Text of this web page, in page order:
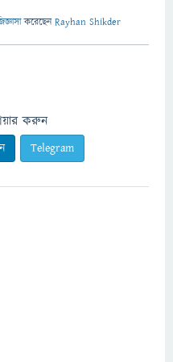
করেছেনRayhan Shikder
করুন
Telegram